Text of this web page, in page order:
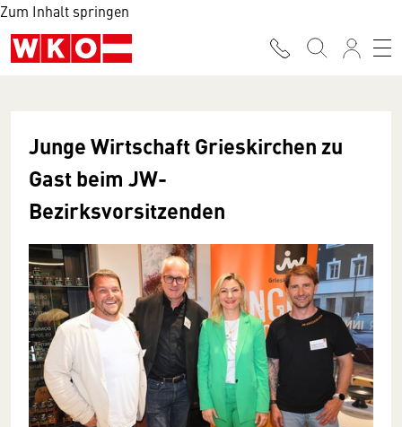
Zum Inhalt springen
Junge Wirtschaft Grieskirchen zu
Gast beim JW-
Bezirksvorsitzenden